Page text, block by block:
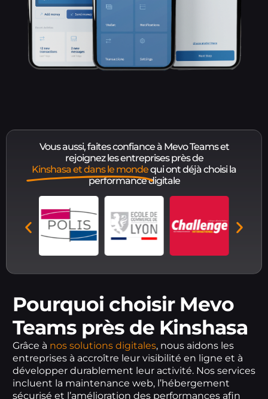
Vous aussi, faites confiance à Mevo Teams et
rejoignez les entreprises près de
Kinshasa et dans le mondequi ont déjà choisi la
performance digitale
Pourquoi choisir Mevo
Teams près de Kinshasa
Grâce à nos solutions digitales, nous aidons les
entreprises à accroître leur visibilité en ligne et à
développer durablement leur activité. Nos services
incluent la maintenance web, l’hébergement
sécurisé et l’amélioration des performances afin